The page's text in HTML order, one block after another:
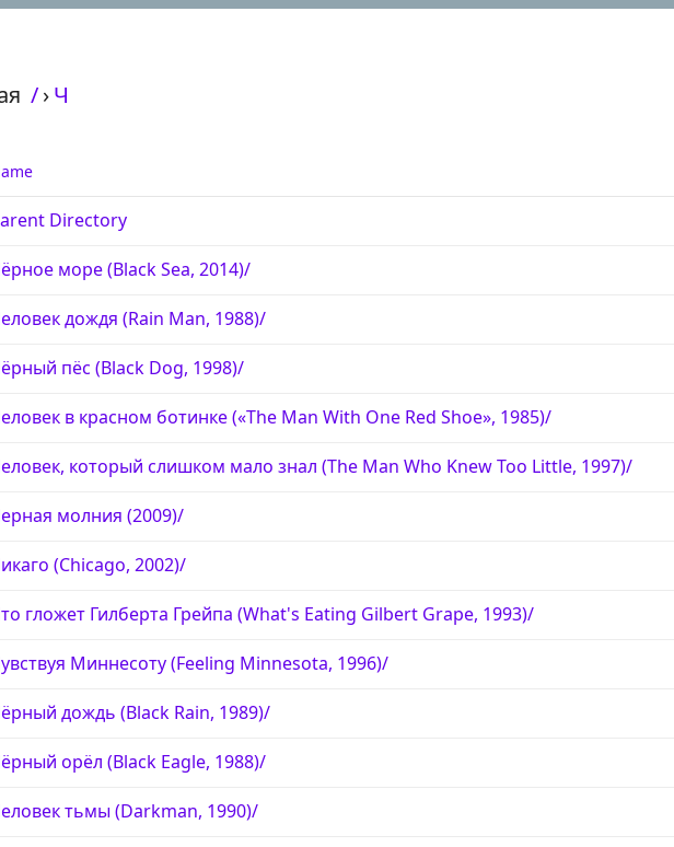
/›Ч
Directory
море (Black Sea, 2014)/
дождя (Rain Man, 1988)/
пёс (Black Dog, 1998)/
в красном ботинке («The Man With One Red Shoe», 1985)/
который слишком мало знал (The Man Who Knew Too Little, 1997)/
молния (2009)/
(Chicago, 2002)/
гложет Гилберта Грейпа (What's Eating Gilbert Grape, 1993)/
Миннесоту (Feeling Minnesota, 1996)/
дождь (Black Rain, 1989)/
орёл (Black Eagle, 1988)/
тьмы (Darkman, 1990)/